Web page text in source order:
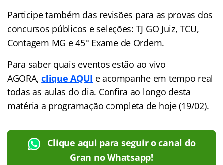
Participe também das revisões para as provas dos
concursos públicos e seleções: TJ GO Juiz, TCU,
Contagem MG e 45° Exame de Ordem.
Para saber quais eventos estão ao vivo
AGORA,clique AQUI e acompanhe em tempo real
todas as aulas do dia. Confira ao longo desta
matéria a programação completa de hoje (19/02).
Clique aqui para seguir o canal do
Gran no Whatsapp!